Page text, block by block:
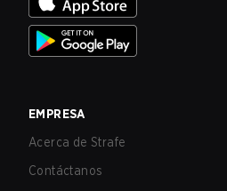
EMPRESA
Acerca de Strafe
Contáctanos